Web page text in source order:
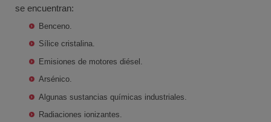
se encuentran:
Benceno.
Sílice cristalina.
Emisiones de motores diésel.
Arsénico.
Algunas sustancias químicas industriales.
Radiaciones ionizantes.